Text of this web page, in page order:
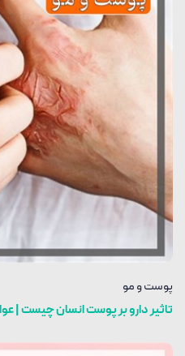
پوست و مو
تاثیر دارو بر پوست انسان چیست |